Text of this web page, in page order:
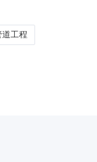
合同完成时间
工程